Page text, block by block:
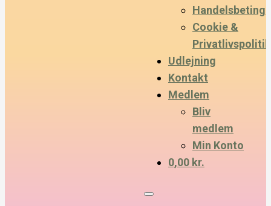
Cookie &
Privatlivspolitik
Udlejning
Kontakt
Medlem
Bliv
medlem
Min Konto
0,00 kr.